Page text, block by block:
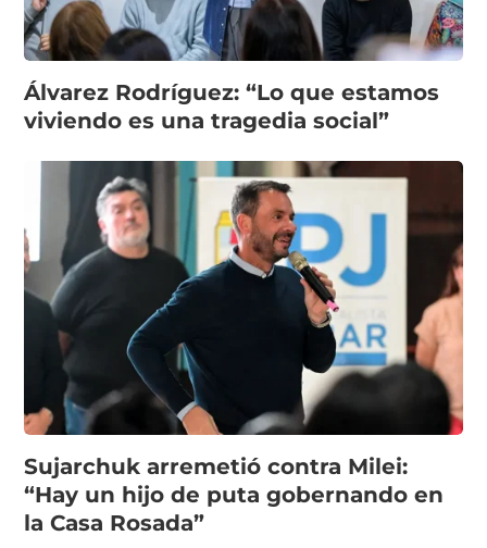
Álvarez Rodríguez: “Lo que estamos
viviendo es una tragedia social”
Sujarchuk arremetió contra Milei:
“Hay un hijo de puta gobernando en
la Casa Rosada”